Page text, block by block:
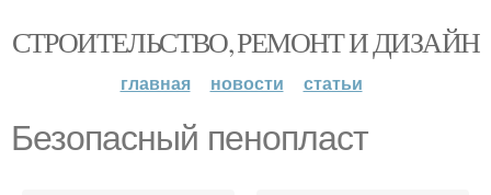
СТРОИТЕЛЬСТВО, РЕМОНТ И ДИЗАЙН
главная новости статьи
Безопасный пенопласт